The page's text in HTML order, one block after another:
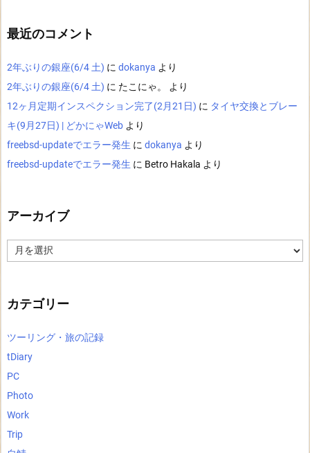
最近のコメント
2年ぶりの銀座(6/4 土) に dokanya より
2年ぶりの銀座(6/4 土) に たこにゃ。
より
12ヶ月定期インスペクション完了(2月21日) に タイヤ交換とブレー
キ(9月27日) | どかにゃWeb より
freebsd-updateでエラー発生 に dokanya より
freebsd-updateでエラー発生 に Betro Hakala より
アーカイブ
ー
カテゴリー
ツーリング・旅の記録
tDiary
PC
Photo
Work
Trip